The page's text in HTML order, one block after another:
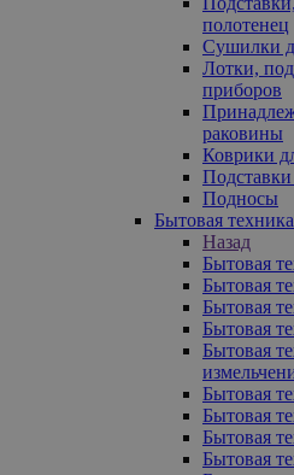
полотенец
Сушилки
Лотки,
приборов
раковины
Коврики
Подставки
Подносы
Бытовая техника
Назад
Бытовая
Бытовая
Бытовая
Бытовая
Бытовая
Бытовая
Бытовая
Бытовая
Бытовая